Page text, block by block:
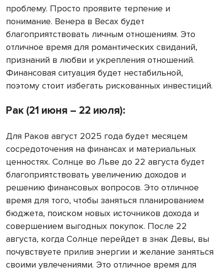
проблему. Просто проявите терпение и
понимание. Венера в Весах будет
благоприятствовать личным отношениям. Это
отличное время для романтических свиданий,
признаний в любви и укрепления отношений.
Финансовая ситуация будет нестабильной,
поэтому стоит избегать рискованных инвестиций.
Рак (21 июня – 22 июля):
Для Раков август 2025 года будет месяцем
сосредоточения на финансах и материальных
ценностях. Солнце во Льве до 22 августа будет
благоприятствовать увеличению доходов и
решению финансовых вопросов. Это отличное
время для того, чтобы заняться планированием
бюджета, поиском новых источников дохода и
совершением выгодных покупок. После 22
августа, когда Солнце перейдет в знак Девы, вы
почувствуете прилив энергии и желание заняться
своими увлечениями. Это отличное время для